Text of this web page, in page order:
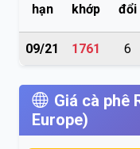
hạn
khớp
đổi
09/21 1761 6
Giá cà phê
Europe)